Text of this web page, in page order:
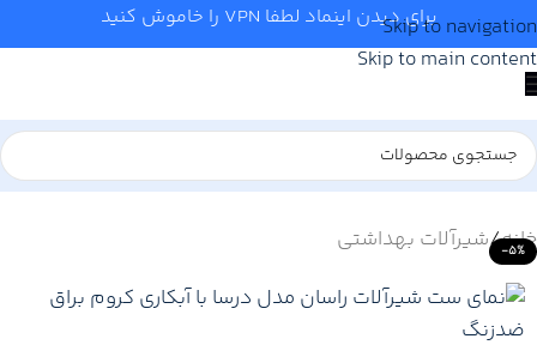
Skip to navigation
Skip to main content
برای دیدن اینماد لطفا VPN را خاموش کنید
خانه/شیرآلات بهداشتی -5%